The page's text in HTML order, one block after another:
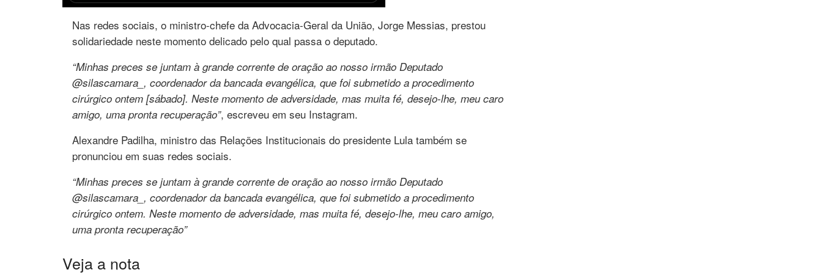
Nas redes sociais, o ministro-chefe da Advocacia-Geral da União, Jorge Messias, prestou
solidariedade neste momento delicado pelo qual passa o deputado.
“Minhas preces se juntam à grande corrente de oração ao nosso irmão Deputado
@silascamara_, coordenador da bancada evangélica, que foi submetido a procedimento
cirúrgico ontem [sábado]. Neste momento de adversidade, mas muita fé, desejo-lhe, meu caro
amigo, uma pronta recuperação”, escreveu em seu Instagram.
Alexandre Padilha, ministro das Relações Institucionais do presidente Lula também se
pronunciou em suas redes sociais.
“Minhas preces se juntam à grande corrente de oração ao nosso irmão Deputado
@silascamara_, coordenador da bancada evangélica, que foi submetido a procedimento
cirúrgico ontem. Neste momento de adversidade, mas muita fé, desejo-lhe, meu caro amigo,
uma pronta recuperação”
Veja a nota